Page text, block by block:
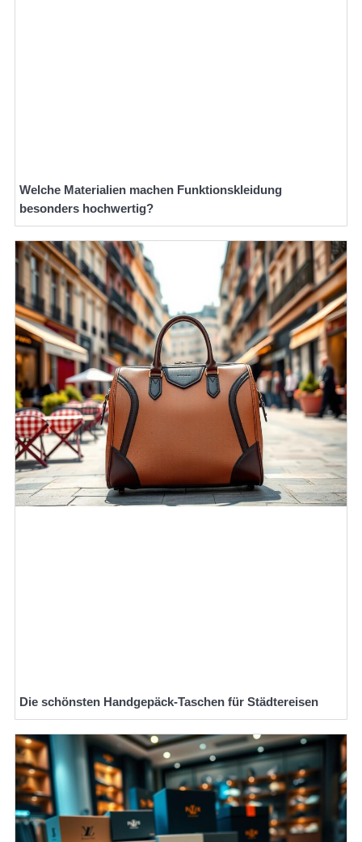
Welche Materialien machen Funktionskleidung
besonders hochwertig?
Die schönsten Handgepäck-Taschen für Städtereisen